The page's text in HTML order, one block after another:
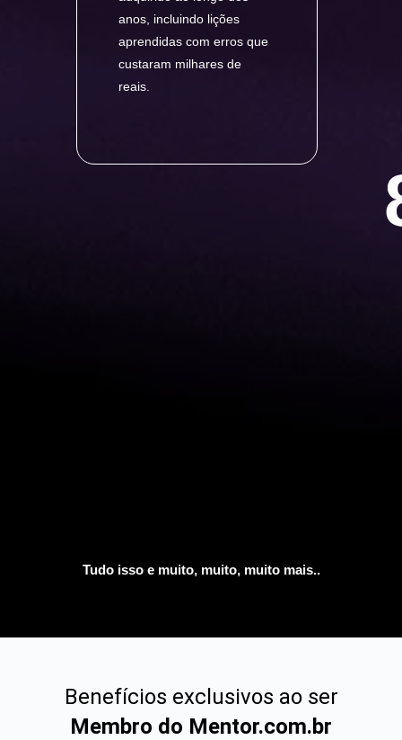
anos, incluindo lições
aprendidas com erros que
custaram milhares de
reais.
Tudo isso e muito, muito, muito mais..
Benefícios exclusivos ao ser
Membro do Mentor.com.br